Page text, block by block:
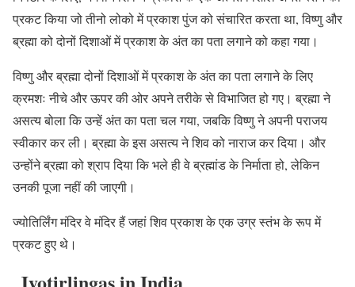
प्रकट किया जो तीनो लोको में प्रकाश पुंज को संचारित करता था, विष्णु और
ब्रह्मा को दोनों दिशाओं में प्रकाश के अंत का पता लगाने को कहा गया।
विष्णु और ब्रह्मा दोनों दिशाओं में प्रकाश के अंत का पता लगाने के लिए
क्रमशः नीचे और ऊपर की ओर अपने तरीके से विभाजित हो गए। ब्रह्मा ने
असत्य बोला कि उन्हें अंत का पता चल गया, जबकि विष्णु ने अपनी पराजय
स्वीकार कर ली। ब्रह्मा के इस असत्य ने शिव को नाराज कर दिया। और
उन्होंने ब्रह्मा को श्राप दिया कि भले ही वे ब्रह्मांड के निर्माता हो, लेकिन
उनकी पूजा नहीं की जाएगी।
ज्योतिर्लिंग मंदिर वे मंदिर हैं जहां शिव प्रकाश के एक उग्र स्तंभ के रूप में
प्रकट हुए थे।